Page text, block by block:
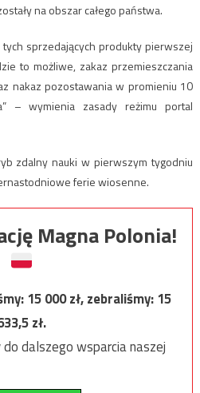
na obszar całego państwa.
sprzedających produkty pierwszej
to możliwe, zakaz przemieszczania
nakaz pozostawania w promieniu 10
– wymienia zasady reżimu portal
zdalny nauki w pierwszym tygodniu
ferie wiosenne.
Magna Polonia!
15 000zł, zebraliśmy:15
zł.
do dalszego wsparcia naszej